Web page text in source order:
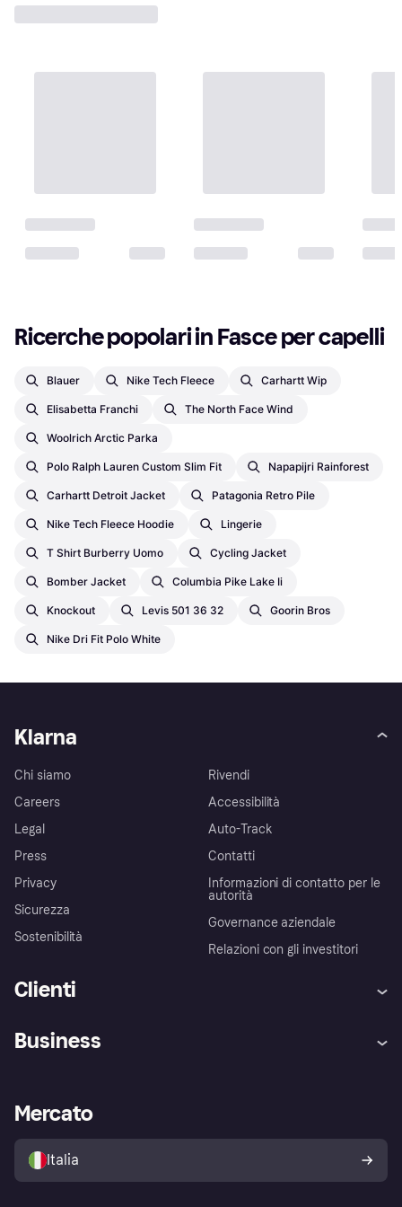
Ricerche popolari in Fasce per capelli
Blauer Nike Tech Fleece Carhartt Wip
Elisabetta Franchi The North Face Wind
Woolrich Arctic Parka
Polo Ralph Lauren Custom Slim Fit Napapijri Rainforest
Carhartt Detroit Jacket Patagonia Retro Pile
Nike Tech Fleece Hoodie Lingerie
T Shirt Burberry Uomo Cycling Jacket
Bomber Jacket Columbia Pike Lake Ii
Knockout Levis 501 36 32 Goorin Bros
Nike Dri Fit Polo White
Klarna
Chi siamo
Careers
Legal
Press
Privacy
Sicurezza
Sostenibilità
Rivendi
Accessibilità
Auto-Track
Contatti
Informazioni di contatto per le
autorità
Governance aziendale
Relazioni con gli investitori
Clienti
Assistenza
Esplora i negozi
Politica di protezione
dell'acquirente Klarna
Business
Accesso aziende
Mercato
Italia